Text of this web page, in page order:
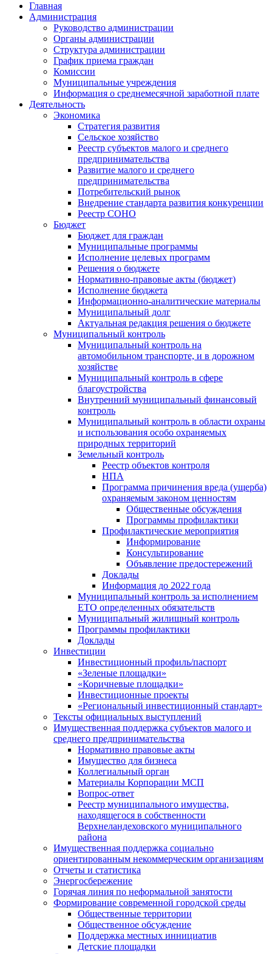
Главная
Администрация
Руководство администрации
Органы администрации
Структура администрации
График приема граждан
Комиссии
Муниципальные учреждения
Информация о среднемесячной заработной плате
Деятельность
Экономика
Стратегия развития
Сельское хозяйство
Реестр субъектов малого и среднего
предпринимательства
Развитие малого и среднего
предпринимательства
Потребительский рынок
Внедрение стандарта развития конкуренции
Реестр СОНО
Бюджет
Бюджет для граждан
Муниципальные программы
Исполнение целевых программ
Решения о бюджете
Нормативно-правовые акты (бюджет)
Исполнение бюджета
Информационно-аналитические материалы
Муниципальный долг
Актуальная редакция решения о бюджете
Муниципальный контроль
Муниципальный контроль на
автомобильном транспорте, и в дорожном
хозяйстве
Муниципальный контроль в сфере
благоустройства
Внутренний муниципальный финансовый
контроль
Муниципальный контроль в области охраны
и использования особо охраняемых
природных территорий
Земельный контроль
Реестр объектов контроля
НПА
Программа причинения вреда (ущерба)
охраняемым законом ценностям
Общественные обсуждения
Программы профилактики
Профилактические мероприятия
Информирование
Консультирование
Объявление предостережений
Доклады
Информация до 2022 года
Муниципальный контроль за исполнением
ЕТО определенных обязательств
Муниципальный жилищный контроль
Программы профилактики
Доклады
Инвестиции
Инвестиционный профиль/паспорт
«Зеленые площадки»
«Коричневые площадки»
Инвестиционные проекты
«Региональный инвестиционный стандарт»
Тексты официальных выступлений
Имущественная поддержка субъектов малого и
среднего предпринимательства
Нормативно правовые акты
Имущество для бизнеса
Коллегиальный орган
Материалы Корпорации МСП
Вопрос-ответ
Реестр муниципального имущества,
находящегося в собственности
Верхнеландеховского муниципального
района
Имущественная поддержка социально
ориентированным некоммерческим организациям
Отчеты и статистика
Энергосбережение
Горячая линия по неформальной занятости
Формирование современной городской среды
Общественные территории
Общественное обсуждение
Поддержка местных иннициатив
Детские площадки